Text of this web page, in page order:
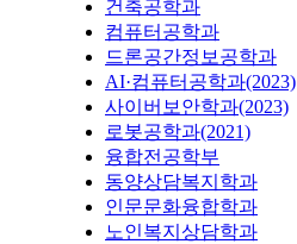
건축공학과
컴퓨터공학과
드론공간정보공학과
AI·컴퓨터공학과(2023)
사이버보안학과(2023)
로봇공학과(2021)
융합전공학부
동양상담복지학과
인문문화융합학과
노인복지상담학과